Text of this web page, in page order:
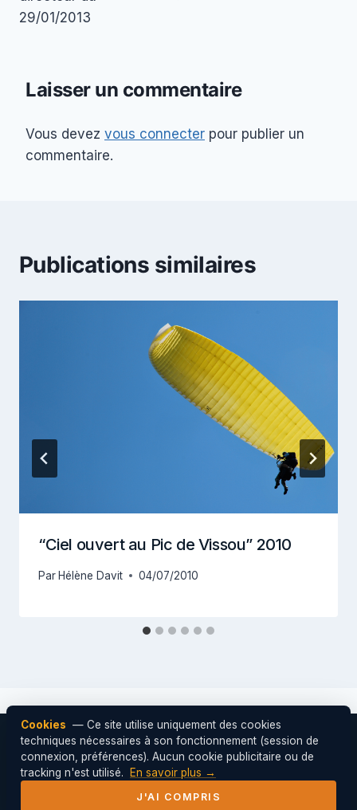
29/01/2013
Laisser un commentaire
Vous devez vous connecter pour publier un
commentaire.
Publications similaires
“Ciel ouvert au Pic de Vissou” 2010
ParHélène Davit 04/07/2010
© 2026 Cabri'AIR — Club de parapente de
l'Hérault ·Mentions légales
Cookies — Ce site utilise uniquement des cookies
techniques nécessaires à son fonctionnement (session de
connexion, préférences). Aucun cookie publicitaire ou de
tracking n'est utilisé.
En savoir plus →
J'AI COMPRIS